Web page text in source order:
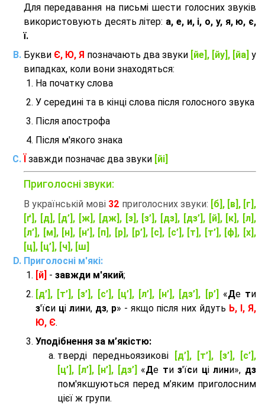
Для передавання на письмі шести голосних звуків
використовують десять літер: а, е, и, і, о, у, я, ю, є,
ї.
Букви Є, Ю, Я позначають два звуки [йе], [йу], [йа] у
випадках, коли вони знаходяться:
На початку слова
У середині та в кінці слова після голосного звука
Після апострофа
Після м'якого знака
завжди позначає два звуки [йі]
Приголосні звуки:
В українській мові 32 приголосних звуки: [б], [в], [г],
[ґ], [д], [д’], [ж], [дж], [з], [з’], [дз], [дз’], [й], [к], [л],
[л’], [м], [н], [н’], [п], [р], [р’], [с], [с’], [т], [т’], [ф], [х],
[ц], [ц’], [ч], [ш]
Приголосні м'які:
[й] - завжди м'який;
[д’], [т’], [з’], [с’], [ц’], [л’], [н’], [дз’], [р’]
«Де ти
з'їси ці лини, дз, р» - якщо після них йдуть Ь, І, Я,
Ю, Є.
Уподібнення за м’якістю:
тверді передньоязикові
[д’], [т’], [з’], [с’],
[ц’], [л’], [н’], [дз’] «Де тиз'їси цілини», дз
пом'якшуються перед м’яким приголосним
цієї ж групи.